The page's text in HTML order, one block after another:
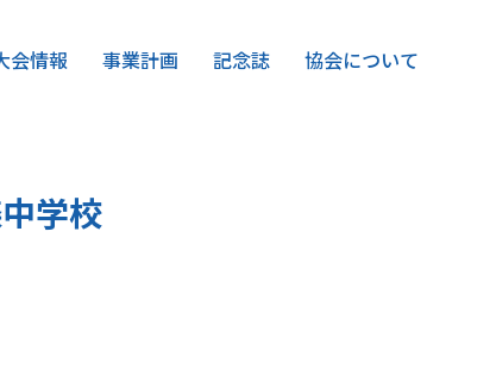
会情報 事業計画 記念誌 協会について
学校